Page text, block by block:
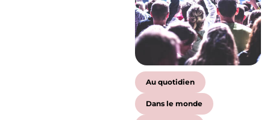
Au quotidien
Dans le monde